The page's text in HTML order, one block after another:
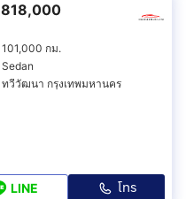
818,000
101,000 กม.
Sedan
ทวีวัฒนา กรุงเทพมหานคร
LINE โทร